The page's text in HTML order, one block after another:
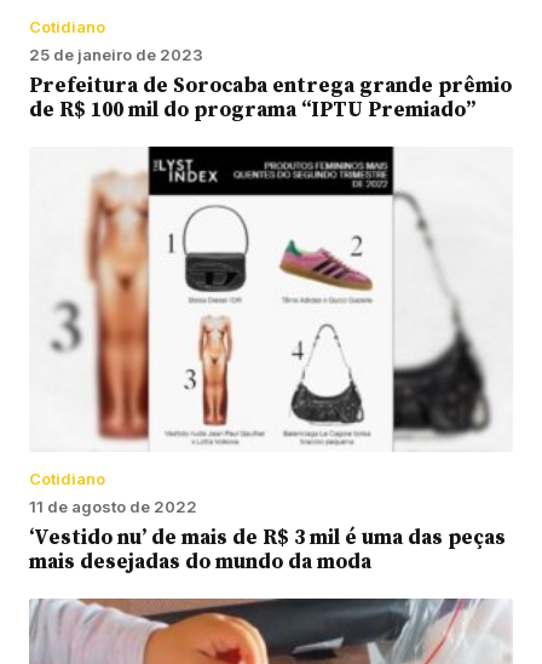
Cotidiano
25 de janeiro de 2023
Prefeitura de Sorocaba entrega grande prêmio
de R$ 100 mil do programa “IPTU Premiado”
Cotidiano
11 de agosto de 2022
‘Vestido nu’ de mais de R$ 3 mil é uma das peças
mais desejadas do mundo da moda